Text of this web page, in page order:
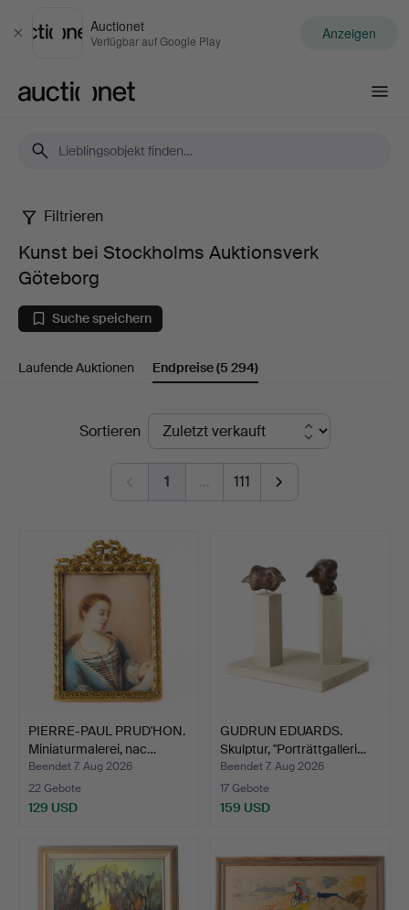
Schließen
Auctionet
Verfügbar auf Google Play Anzeigen
Kunst
bei
Stockholms
Auktionsverk
Filtrieren
Kunst bei Stockholms Auktionsverk
Göteborg
Suche speichern
Laufende Auktionen Endpreise(5 294)
EndpreiseSortieren
1 … 111
PIERRE-PAUL PRUD'HON.
Miniaturmalerei, nac…
Beendet 7. Aug 2026
22 Gebote
129 USD
GUDRUN EDUARDS.
Skulptur, "Porträttgalleri…
Beendet 7. Aug 2026
17 Gebote
159 USD